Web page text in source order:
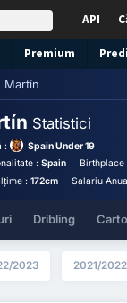
API
Premium
Martín
Statistici
:
Spain Under 19
: Spain
: 172cm Salariu
Dribling
2023 2021/2022